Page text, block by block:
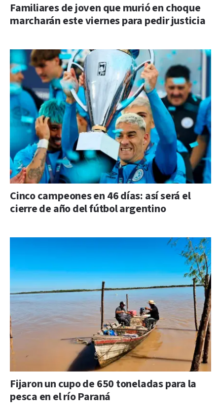
Familiares de joven que murió en choque
marcharán este viernes para pedir justicia
Cinco campeones en 46 días: así será el
cierre de año del fútbol argentino
Fijaron un cupo de 650 toneladas para la
pesca en el río Paraná